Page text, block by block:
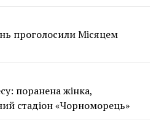
проголосили Місяцем
поранена жінка,
стадіон «Чорноморець»